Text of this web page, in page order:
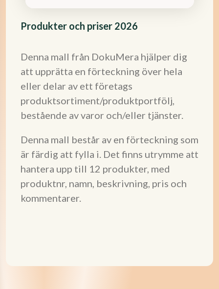
Produkter och priser 2026
Denna mall från DokuMera hjälper dig
att upprätta en förteckning över hela
eller delar av ett företags
produktsortiment/produktportfölj,
bestående av varor och/eller tjänster.
Denna mall består av en förteckning som
är färdig att fylla i. Det finns utrymme att
hantera upp till 12 produkter, med
produktnr, namn, beskrivning, pris och
kommentarer.